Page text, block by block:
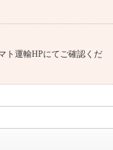
ト運輸HPにてご確認くだ